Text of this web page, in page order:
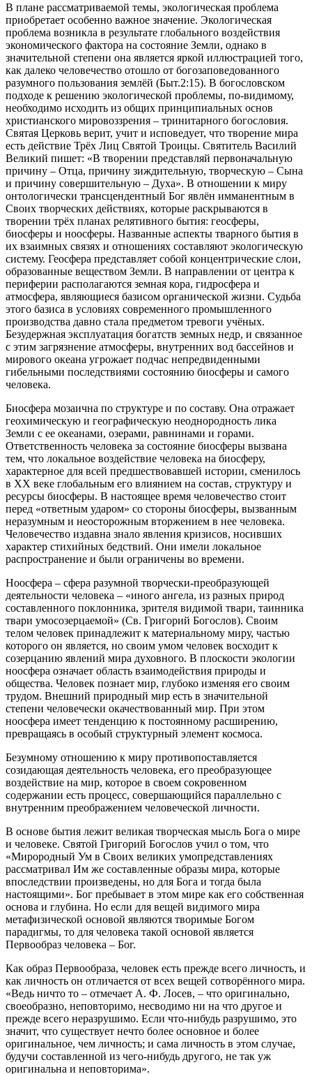
В плане рассматриваемой темы, экологическая проблема
приобретает особенно важное значение. Экологическая
проблема возникла в результате глобального воздействия
экономического фактора на состояние Земли, однако в
значительной степени она является яркой иллюстрацией того,
как далеко человечество отошло от богозаповедованного
разумного пользования землёй (Быт.2:15). В богословском
подходе к решению экологической проблемы, по-видимому,
необходимо исходить из общих принципиальных основ
христианского мировоззрения – тринитарного богословия.
Святая Церковь верит, учит и исповедует, что творение мира
есть действие Трёх Лиц Святой Троицы. Святитель Василий
Великий пишет: «В творении представляй первоначальную
причину – Отца, причину зиждительную, творческую – Сына
и причину совершительную – Духа». В отношении к миру
онтологически трансцендентный Бог явлён имманентным в
Своих творческих действиях, которые раскрываются в
творении трёх планах релятивного бытия: геосферы,
биосферы и ноосферы. Названные аспекты тварного бытия в
их взаимных связях и отношениях составляют экологическую
систему. Геосфера представляет собой концентрические слои,
образованные веществом Земли. В направлении от центра к
периферии располагаются земная кора, гидросфера и
атмосфера, являющиеся базисом органической жизни. Судьба
этого базиса в условиях современного промышленного
производства давно стала предметом тревоги учёных.
Безудержная эксплуатация богатств земных недр, и связанное
с этим загрязнение атмосферы, внутренних вод бассейнов и
мирового океана угрожает подчас непредвиденными
гибельными последствиями состоянию биосферы и самого
человека.
Биосфера мозаична по структуре и по составу. Она отражает
геохимическую и географическую неоднородность лика
Земли с ее океанами, озерами, равнинами и горами.
Ответственность человека за состояние биосферы вызвана
тем, что локальное воздействие человека на биосферу,
характерное для всей предшествовавшей истории, сменилось
в XX веке глобальным его влиянием на состав, структуру и
ресурсы биосферы. В настоящее время человечество стоит
перед «ответным ударом» со стороны биосферы, вызванным
неразумным и неосторожным вторжением в нее человека.
Человечество издавна знало явления кризисов, носивших
характер стихийных бедствий. Они имели локальное
распространение и были ограничены во времени.
Ноосфера – сфера разумной творчески-преобразующей
деятельности человека – «иного ангела, из разных природ
составленного поклонника, зрителя видимой твари, таинника
твари умосозерцаемой» (Св. Григорий Богослов). Своим
телом человек принадлежит к материальному миру, частью
которого он является, но своим умом человек восходит к
созерцанию явлений мира духовного. В плоскости экологии
ноосфера означает область взаимодействия природы и
общества. Человек познает мир, глубоко изменяя его своим
трудом. Внешний природный мир есть в значительной
степени человечески окачествованный мир. При этом
ноосфера имеет тенденцию к постоянному расширению,
превращаясь в особый структурный элемент космоса.
Безумному отношению к миру противопоставляется
созидающая деятельность человека, его преобразующее
воздействие на мир, которое в своем сокровенном
содержании есть процесс, совершающийся параллельно с
внутренним преображением человеческой личности.
В основе бытия лежит великая творческая мысль Бога о мире
и человеке. Святой Григорий Богослов учил о том, что
«Мирородный Ум в Своих великих умопредставлениях
рассматривал Им же составленные образы мира, которые
впоследствии произведены, но для Бога и тогда была
настоящими». Бог пребывает в этом мире как его собственная
основа и глубина. Но если для вещей видимого мира
метафизической основой являются творимые Богом
парадигмы, то для человека такой основой является
Первообраз человека – Бог.
Как образ Первообраза, человек есть прежде всего личность, и
как личность он отличается от всех вещей сотворённого мира.
«Ведь ничто то – отмечает А. Ф. Лосев, – что оригинально,
своеобразно, неповторимо, несводимо ни на что другое и
прежде всего неразрушимо. Если что-нибудь разрушимо, это
значит, что существует нечто более основное и более
оригинальное, чем личность; и сама личность в этом случае,
будучи составленной из чего-нибудь другого, не так уж
оригинальна и неповторима».